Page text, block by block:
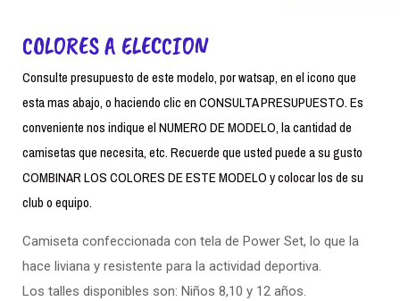
COLORES A ELECCION
Consulte presupuesto de este modelo, por watsap, en el icono que
esta mas abajo, o haciendo clic en CONSULTA PRESUPUESTO. Es
conveniente nos indique el NUMERO DE MODELO, la cantidad de
camisetas que necesita, etc. Recuerde que usted puede a su gusto
COMBINAR LOS COLORES DE ESTE MODELO y colocar los de su
club o equipo.
Camiseta confeccionada con tela de Power Set, lo que la
hace liviana y resistente para la actividad deportiva.
Los talles disponibles son: Niños 8,10 y 12 años.